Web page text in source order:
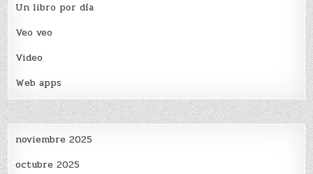
Un libro por día
Veo veo
Video
Web apps
noviembre 2025
octubre 2025